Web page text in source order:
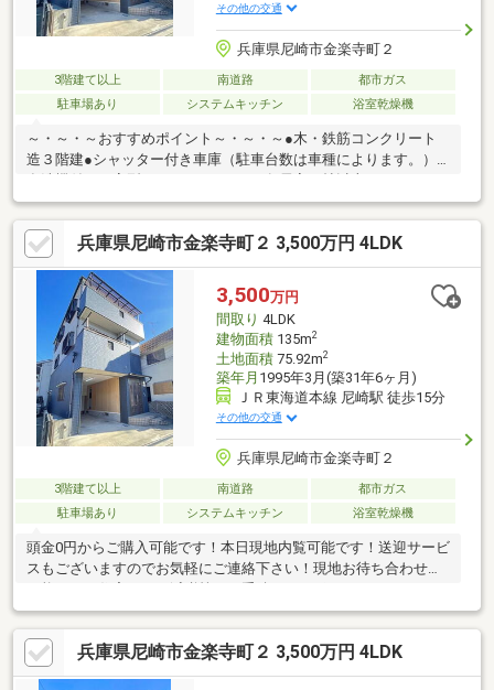
その他の交通
兵庫県尼崎市金楽寺町２
3階建て以上 南道路
都市ガス
駐車場あり
システムキッチン 浴室乾燥機
～・～・～おすすめポイント～・～・～●木・鉄筋コンクリート
造３階建●シャッター付き車庫（駐車台数は車種によります。）●
ーム内容（一部抜粋）キッチン・お風呂・洗面台・トイレ新品、
給湯器交換■□■９０店舗以上のFUKUYAネットワークでサポートい
たします■□■家を買うとき・売るときは福屋不動産販売尼崎店に
お任せください！お客様からのお問い合わせをスタッフ一同お待
ちしております！フリーダイヤル：０１２０－２７－２９８１
兵庫県尼崎市金楽寺町２ 3,500万円 4LDK
3,500万円
間取り 4LDK
建物面積135m2
土地面積75.92m2
築年月 1995年3月(築31年6ヶ月)
ＪＲ東海道本線 尼崎駅 徒歩15分
その他の交通
兵庫県尼崎市金楽寺町２
3階建て以上 南道路
都市ガス
駐車場あり
システムキッチン 浴室乾燥機
頭金0円からご購入可能です！本日現地内覧可能です！送迎サービ
スもございますのでお気軽にご連絡下さい！現地お待ち合わせも
す！住宅ローンのお悩みもお気軽にご相談ください！金融機関の
ご紹介もお任せください！その他の物件についてもキャンペーン
中ですのでお気軽にお問い合わせください！※当物件と同時に内
覧も可能です！
兵庫県尼崎市金楽寺町２ 3,500万円 4LDK